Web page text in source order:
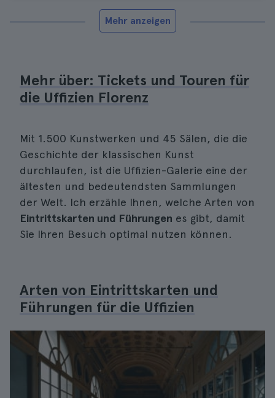
Mehr anzeigen
Mehr über: Tickets und Touren für
die Uffizien Florenz
Mit 1.500 Kunstwerken und 45 Sälen, die die
Geschichte der klassischen Kunst
durchlaufen, ist die Uffizien-Galerie eine der
ältesten und bedeutendsten Sammlungen
der Welt. Ich erzähle Ihnen, welche Arten von
Eintrittskarten und Führungen es gibt, damit
Sie Ihren Besuch optimal nutzen können.
Arten von Eintrittskarten und
Führungen für die Uffizien